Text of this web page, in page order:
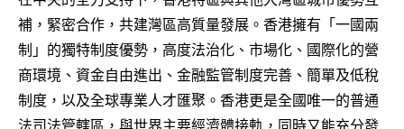
補，緊密合作，共建灣區高質量發展。香港擁有「一國兩
制」的獨特制度優勢，高度法治化、市場化、國際化的營
商環境、資金自由進出、金融監管制度完善、簡單及低稅
制度，以及全球專業人才匯聚。香港更是全國唯一的普通
法司法管轄區，與世界主要經濟體接軌，同時又能充分發